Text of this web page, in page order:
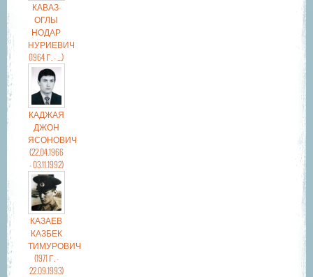
КАВАЗ-
ОГЛЫ
НОДАР
НУРИЕВИЧ
(1964 Г. - ...)
КАДЖАЯ
ДЖОН
ЯСОНОВИЧ
(22.04.1966
- 03.11.1992)
КАЗАЕВ
КАЗБЕК
ТИМУРОВИЧ
(1971 Г. -
22.09.1993)